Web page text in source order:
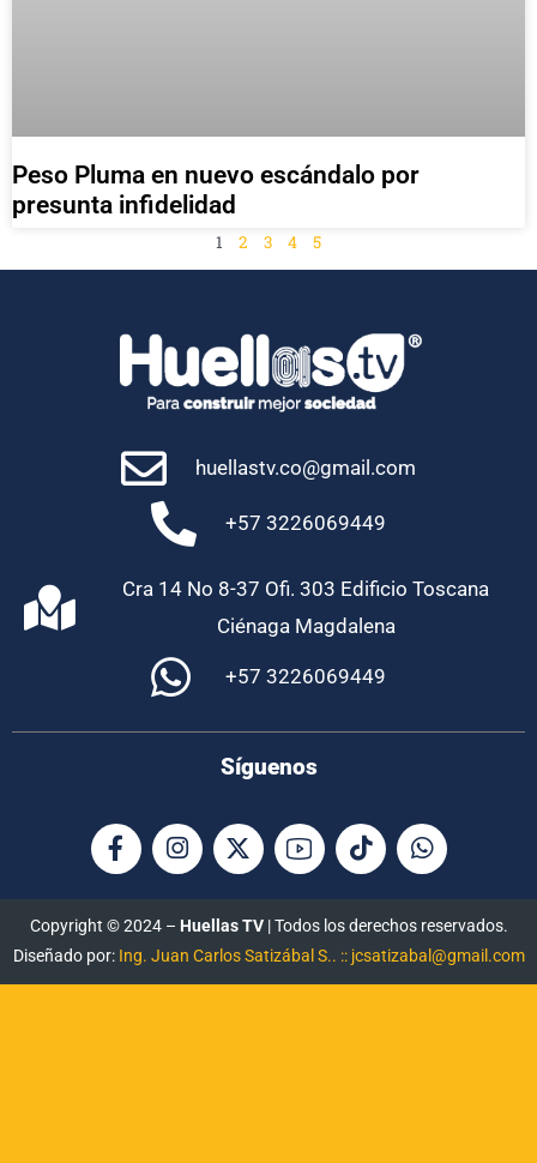
Peso Pluma en nuevo escándalo por
presunta infidelidad
1 2 3 4 5
huellastv.co@gmail.com
+57 3226069449
Cra 14 No 8-37 Ofi. 303 Edificio Toscana
Ciénaga Magdalena
+57 3226069449
Síguenos
Copyright © 2024 – Huellas TV| Todos los derechos reservados.
Diseñado por: Ing. Juan Carlos Satizábal S.. :: jcsatizabal@gmail.com